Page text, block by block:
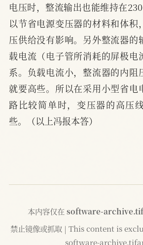
电压时，整流输出也能维持在
以节省电源变压器的材料和体积
压供给没有影响。另外整流器的
载电流（电子管所消耗的屏极电
系。负载电流小，整流器的内阻
就要高些。所以在采用小型省电
路比较简单时，变压器的高压
些。（以上冯报本答）
本内容仅在 software-
禁止镜像或抓取 | This content is
software-